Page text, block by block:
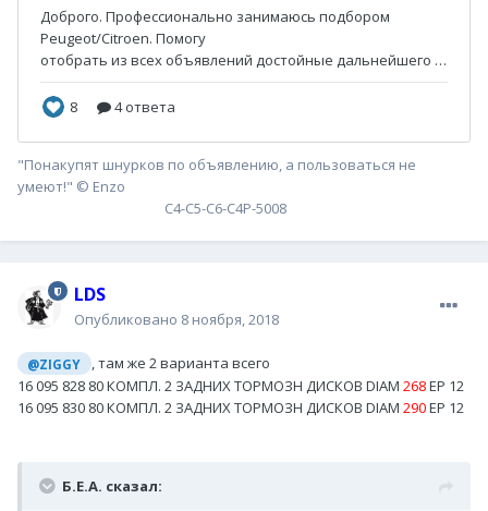
"Понакупят шнурков по объявлению, а пользоваться не
умеют!" © Enzo
С4-С5-С6-С4P-5008
LDS
Опубликовано 8 ноября, 2018
@ZIGGY
, там же 2 варианта всего
16 095 828 80 КОМПЛ. 2 ЗАДНИХ ТОРМОЗН ДИСКОВ DIAM 268EP 12
16 095 830 80 КОМПЛ. 2 ЗАДНИХ ТОРМОЗН ДИСКОВ DIAM 290EP 12
Б.Е.А. сказал: